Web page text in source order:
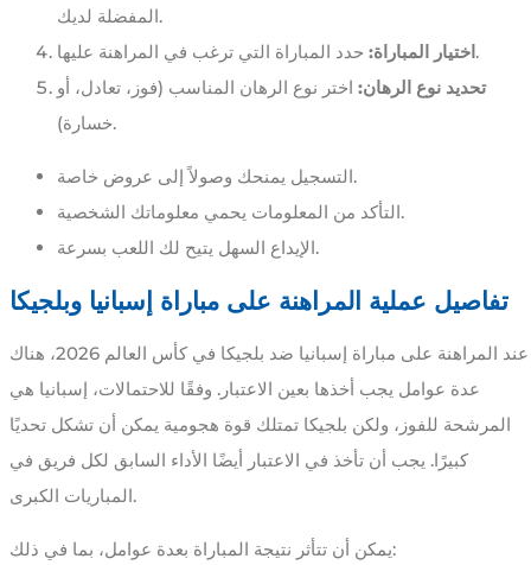
المفضلة لديك.
اختيار المباراة:حدد المباراة التي ترغب في المراهنة عليها.
تحديد نوع الرهان: اختر نوع الرهان المناسب (فوز، تعادل، أو
خسارة).
التسجيل يمنحك وصولاً إلى عروض خاصة.
التأكد من المعلومات يحمي معلوماتك الشخصية.
الإيداع السهل يتيح لك اللعب بسرعة.
تفاصيل عملية المراهنة على مباراة إسبانيا وبلجيكا
عند المراهنة على مباراة إسبانيا ضد بلجيكا في كأس العالم 2026، هناك
عدة عوامل يجب أخذها بعين الاعتبار. وفقًا للاحتمالات، إسبانيا هي
المرشحة للفوز، ولكن بلجيكا تمتلك قوة هجومية يمكن أن تشكل تحديًا
كبيرًا. يجب أن تأخذ في الاعتبار أيضًا الأداء السابق لكل فريق في
المباريات الكبرى.
يمكن أن تتأثر نتيجة المباراة بعدة عوامل، بما في ذلك: